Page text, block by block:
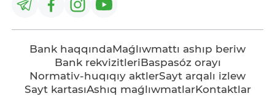
Bank haqqındaMaǵlıwmattı ashıp beriw
Bank rekvizitleriBaspasóz orayı
Normativ-huqıqıy aktlerSayt arqalı izlew
Sayt kartasıAshıq maǵlıwmatlarKontaktlar